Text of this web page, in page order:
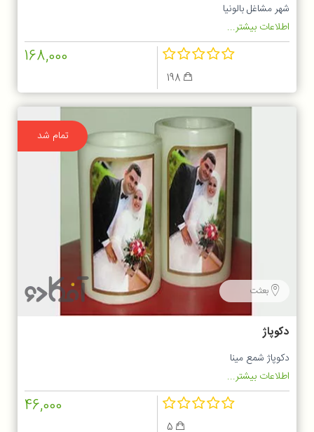
شهر مشاغل بالونیا
اطلاعات بیشتر...
168,000
تمام شد
بعثت
دکوپاژ
دکوپاژ شمع مینا
اطلاعات بیشتر...
46,000